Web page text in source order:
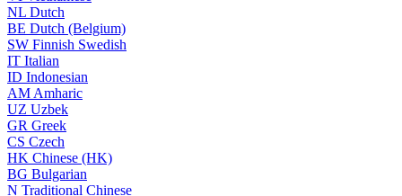
NL Dutch
BE Dutch (Belgium)
SW Finnish Swedish
IT Italian
ID Indonesian
AM Amharic
UZ Uzbek
GR Greek
CS Czech
HK Chinese (HK)
BG Bulgarian
N Traditional Chinese